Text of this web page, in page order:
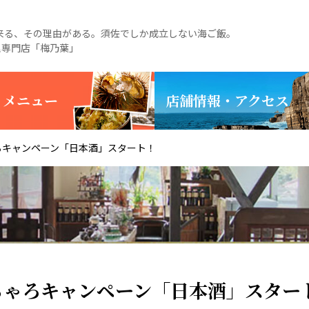
その理由がある。須佐でしか成立しない海ご飯。
門店「梅乃葉」
ニュー 店舗情報・アクセス
ャンペーン「日本酒」スタート！
ろキャンペーン「日本酒」スター